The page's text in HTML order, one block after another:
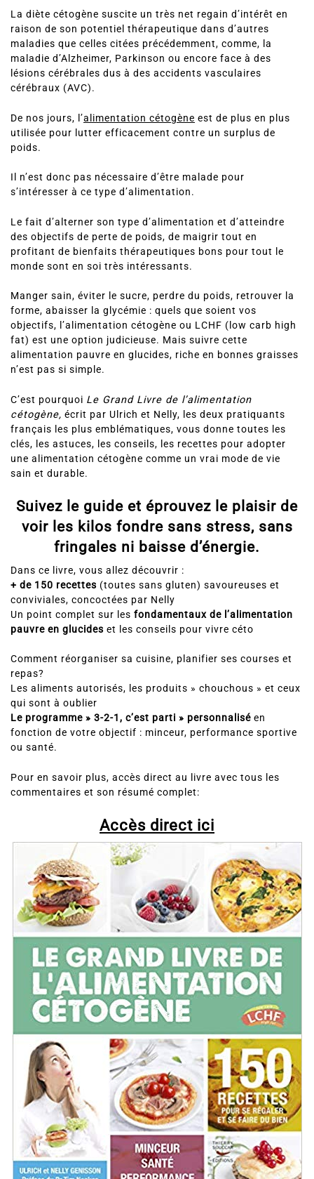
La diète cétogène suscite un très net regain d’intérêt en
raison de son potentiel thérapeutique dans d’autres
maladies que celles citées précédemment, comme, la
maladie d’Alzheimer, Parkinson ou encore face à des
lésions cérébrales dus à des accidents vasculaires
cérébraux (AVC).
De nos jours, l’alimentation cétogène est de plus en plus
utilisée pour lutter efficacement contre un surplus de
poids.
Il n’est donc pas nécessaire d’être malade pour
s’intéresser à ce type d’alimentation.
Le fait d’alterner son type d’alimentation et d’atteindre
des objectifs de perte de poids, de maigrir tout en
profitant de bienfaits thérapeutiques bons pour tout le
monde sont en soi très intéressants.
Manger sain, éviter le sucre, perdre du poids, retrouver la
forme, abaisser la glycémie : quels que soient vos
objectifs, l’alimentation cétogène ou LCHF (low carb high
fat) est une option judicieuse. Mais suivre cette
alimentation pauvre en glucides, riche en bonnes graisses
n’est pas si simple.
C’est pourquoi Le Grand Livre de l’alimentation
cétogène, écrit par Ulrich et Nelly, les deux pratiquants
français les plus emblématiques, vous donne toutes les
clés, les astuces, les conseils, les recettes pour adopter
une alimentation cétogène comme un vrai mode de vie
sain et durable.
Suivez le guide et éprouvez le plaisir de
voir les kilos fondre sans stress, sans
fringales ni baisse d’énergie.
Dans ce livre, vous allez découvrir :
+ de 150 recettes (toutes sans gluten) savoureuses et
conviviales, concoctées par Nelly
Un point complet sur les fondamentaux de l’alimentation
pauvre en glucides et les conseils pour vivre céto
Comment réorganiser sa cuisine, planifier ses courses et
repas?
Les aliments autorisés, les produits » chouchous » et ceux
qui sont à oublier
Le programme » 3-2-1, c’est parti » personnalisé en
fonction de votre objectif : minceur, performance sportive
ou santé.
Pour en savoir plus, accès direct au livre avec tous les
commentaires et son résumé complet:
Accès direct ici